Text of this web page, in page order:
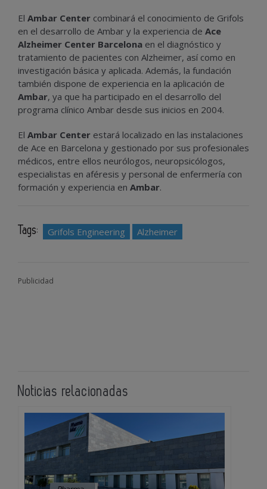
El Ambar Center combinará el conocimiento de Grifols
en el desarrollo de Ambar y la experiencia de Ace
Alzheimer Center Barcelona en el diagnóstico y
tratamiento de pacientes con Alzheimer, así como en
investigación básica y aplicada. Además, la fundación
también dispone de experiencia en la aplicación de
Ambar, ya que ha participado en el desarrollo del
programa clínico Ambar desde sus inicios en 2004.
El Ambar Center estará localizado en las instalaciones
de Ace en Barcelona y gestionado por sus profesionales
médicos, entre ellos neurólogos, neuropsicólogos,
especialistas en aféresis y personal de enfermería con
formación y experiencia en Ambar.
Tags: Grifols Engineering Alzheimer
Publicidad
Noticias relacionadas